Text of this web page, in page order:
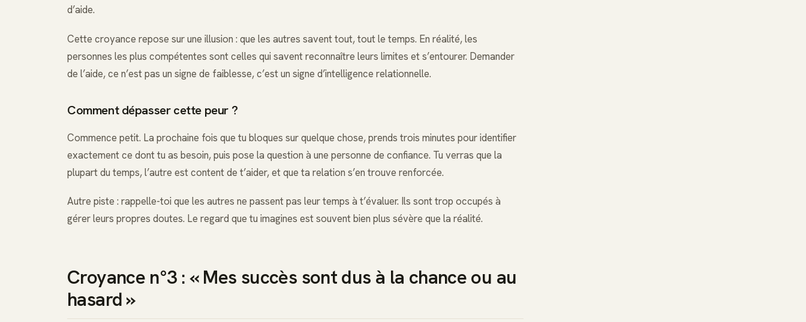
d’aide.
Cette croyance repose sur une illusion : que les autres savent tout, tout le temps. En réalité, les
personnes les plus compétentes sont celles qui savent reconnaître leurs limites et s’entourer. Demander
de l’aide, ce n’est pas un signe de faiblesse, c’est un signe d’intelligence relationnelle.
Comment dépasser cette peur ?
Commence petit. La prochaine fois que tu bloques sur quelque chose, prends trois minutes pour identifier
exactement ce dont tu as besoin, puis pose la question à une personne de confiance. Tu verras que la
plupart du temps, l’autre est content de t’aider, et que ta relation s’en trouve renforcée.
Autre piste : rappelle-toi que les autres ne passent pas leur temps à t’évaluer. Ils sont trop occupés à
gérer leurs propres doutes. Le regard que tu imagines est souvent bien plus sévère que la réalité.
Croyance n°3 : « Mes succès sont dus à la chance ou au
hasard »